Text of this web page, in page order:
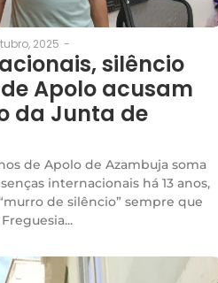
2025 -
silêncio
Apolo acusam
da Junta de
de Apolo de Azambuja soma
internacionais há 13 anos,
de silêncio” sempre que